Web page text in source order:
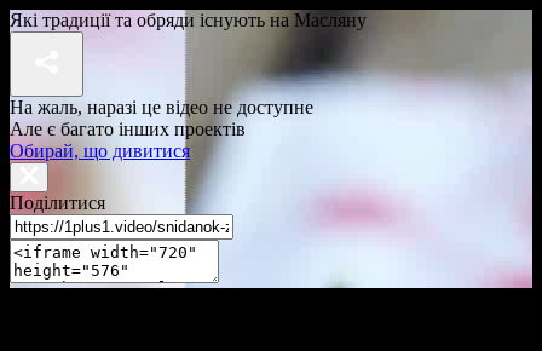
Які традиції та обряди існують на Масляну
На жаль, наразі це відео не доступне
Але є багато інших проектів
Обирай, що дивитися
Поділитися